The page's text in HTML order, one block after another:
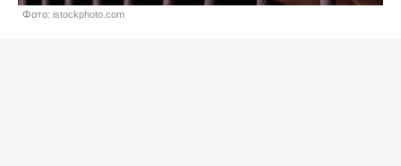
Фото: istockphoto.com